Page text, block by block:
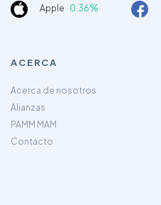
Apple 0.36%
ACERCA
Acerca de nosotros
Alianzas
PAMM MAM
Contacto